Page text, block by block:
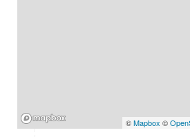
©Mapbox ©